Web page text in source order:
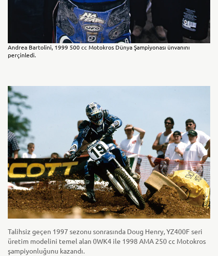
Andrea Bartolini, 1999 500 cc Motokros Dünya Şampiyonası ünvanını
perçinledi.
Talihsiz geçen 1997 sezonu sonrasında Doug Henry, YZ400F seri
üretim modelini temel alan 0WK4 ile 1998 AMA 250 cc Motokros
şampiyonluğunu kazandı.